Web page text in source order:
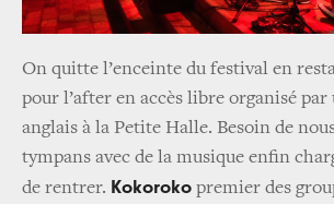
On quitte l’enceinte du festival en
pour l’after en accès libre organisé par
anglais à la Petite Halle. Besoin de
tympans avec de la musique enfin
de rentrer. Kokoroko premier des